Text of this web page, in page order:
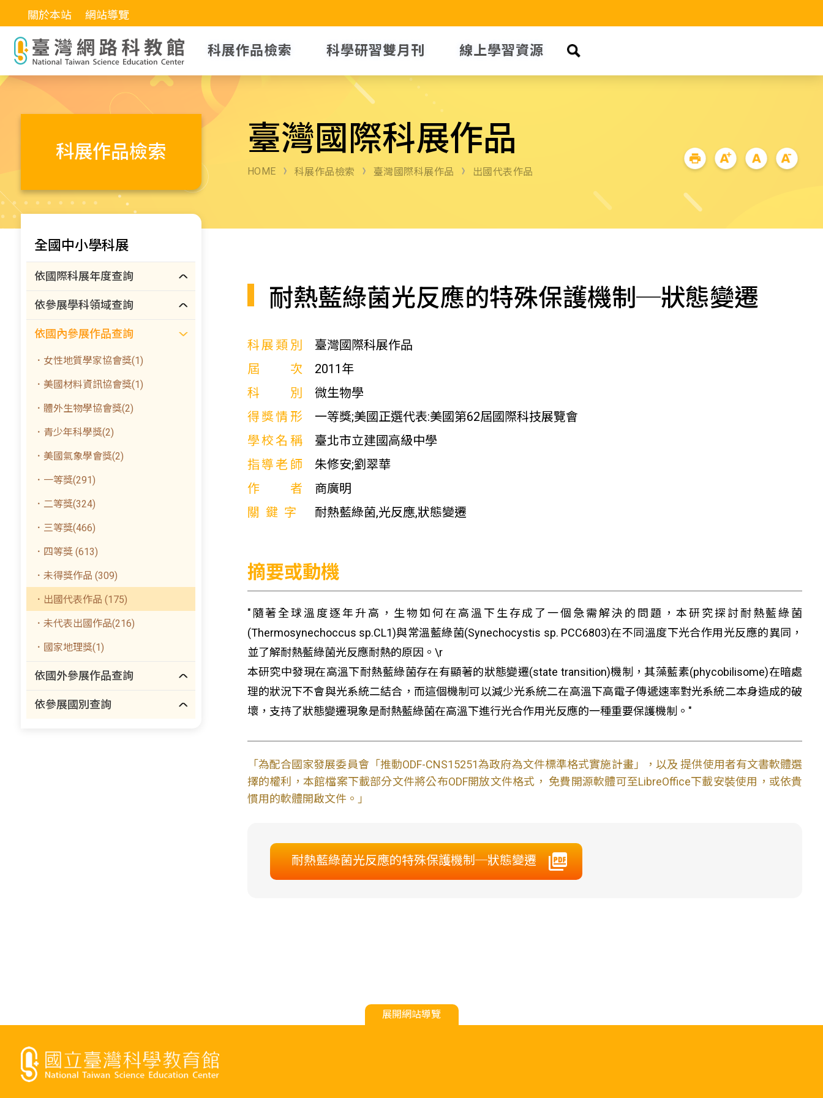
關於本站 網站導覽
科展作品檢索 科學研習雙月刊 線上學習資源
科展作品檢索 臺灣國際科展作品
HOME 科展作品檢索 臺灣國際科展作品 出國代表作品
全國中小學科展
依國際科展年度查詢
依參展學科領域查詢
依國內參展作品查詢
．女性地質學家協會獎(1)
．美國材料資訊協會獎(1)
．體外生物學協會獎(2)
．青少年科學獎(2)
．美國氣象學會獎(2)
．一等獎(291)
．二等獎(324)
．三等獎(466)
．四等獎 (613)
．未得獎作品 (309)
．出國代表作品 (175)
．未代表出國作品(216)
．國家地理獎(1)
依國外參展作品查詢
依參展國別查詢
耐熱藍綠菌光反應的特殊保護機制─狀態變遷
科展類別
臺灣國際科展作品
屆次
2011年
科別
微生物學
得獎情形
一等獎;美國正選代表:美國第62屆國際科技展覽會
學校名稱
臺北市立建國高級中學
指導老師
朱修安;劉翠華
作者
商廣明
關鍵字
耐熱藍綠菌,光反應,狀態變遷
摘要或動機
"隨著全球溫度逐年升高，生物如何在高溫下生存成了一個急需解決的問題，本研究探討耐熱藍綠菌
(Thermosynechoccus sp.CL1)與常溫藍綠菌(Synechocystis sp. PCC6803)在不同溫度下光合作用光反應的異同，
並了解耐熱藍綠菌光反應耐熱的原因。\r
本研究中發現在高溫下耐熱藍綠菌存在有顯著的狀態變遷(state transition)機制，其藻藍素(phycobilisome)在暗處
理的狀況下不會與光系統二結合，而這個機制可以減少光系統二在高溫下高電子傳遞速率對光系統二本身造成的破
壞，支持了狀態變遷現象是耐熱藍綠菌在高溫下進行光合作用光反應的一種重要保護機制。"
「為配合國家發展委員會「推動ODF-CNS15251為政府為文件標準格式實施計畫」，以及 提供使用者有文書軟體選
擇的權利，本館檔案下載部分文件將公布ODF開放文件格式， 免費開源軟體可至LibreOffice下載安裝使用，或依貴
慣用的軟體開啟文件。」
耐熱藍綠菌光反應的特殊保護機制─狀態變遷
展開網站導覽